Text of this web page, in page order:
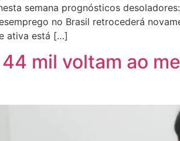
semana prognósticos
no Brasil retrocederá
ativa está […]
mil voltam ao